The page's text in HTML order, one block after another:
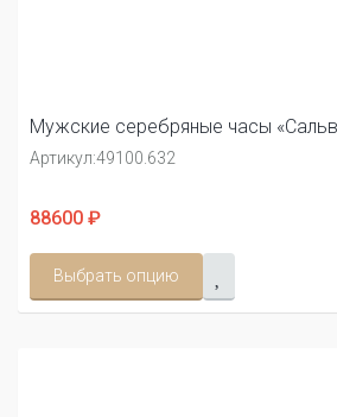
Мужские серебряные часы
Артикул:49100.632
88600 ₽
Выбрать опцию